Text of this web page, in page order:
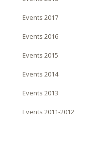
Events 2017
Events 2016
Events 2015
Events 2014
Events 2013
Events 2011-2012